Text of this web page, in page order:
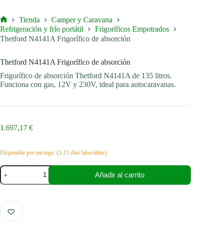
Inicio
Tienda
Camper y Caravana
Refrigeración y frío portátil
Frigoríficos Empotrados
Thetford N4141A Frigorífico de absorción
Thetford N4141A Frigorífico de absorción
Frigorífico de absorción Thetford N4141A de 135 litros.
Funciona con gas, 12V y 230V, ideal para autocaravanas.
1.697,17 €
Disponible por encargo. (5-15 días laborables)
Thetford
N4141A
Frigorífico
absorción
cantidad
Añadir al carrito